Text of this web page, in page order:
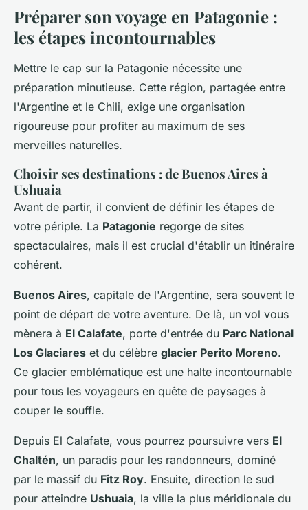
Préparer son voyage en Patagonie :
les étapes incontournables
Mettre le cap sur la Patagonie nécessite une
préparation minutieuse. Cette région, partagée entre
l'Argentine et le Chili, exige une organisation
rigoureuse pour profiter au maximum de ses
merveilles naturelles.
Choisir ses destinations : de Buenos Aires à
Ushuaia
Avant de partir, il convient de définir les étapes de
votre périple. La Patagonie regorge de sites
spectaculaires, mais il est crucial d'établir un itinéraire
cohérent.
Buenos Aires, capitale de l'Argentine, sera souvent le
point de départ de votre aventure. De là, un vol vous
mènera à El Calafate, porte d'entrée du Parc National
Los Glaciares et du célèbre glacier Perito Moreno.
Ce glacier emblématique est une halte incontournable
pour tous les voyageurs en quête de paysages à
couper le souffle.
Depuis El Calafate, vous pourrez poursuivre vers El
Chaltén, un paradis pour les randonneurs, dominé
par le massif du Fitz Roy. Ensuite, direction le sud
pour atteindre Ushuaia, la ville la plus méridionale du